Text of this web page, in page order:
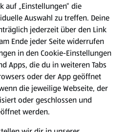
auf „Einstellungen“ die
Auswahl zu treffen. Deine
jederzeit über den Link
Ende jeder Seite widerrufen
in den Cookie-Einstellungen
Apps, die du in weiteren Tabs
oder der App geöffnet
die jeweilige Webseite, der
oder geschlossen und
werden.